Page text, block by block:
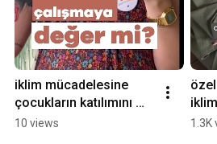
iklim mücadelesine
çocukların katılımını
artırmak için çalışmaya
10 views 1.3K